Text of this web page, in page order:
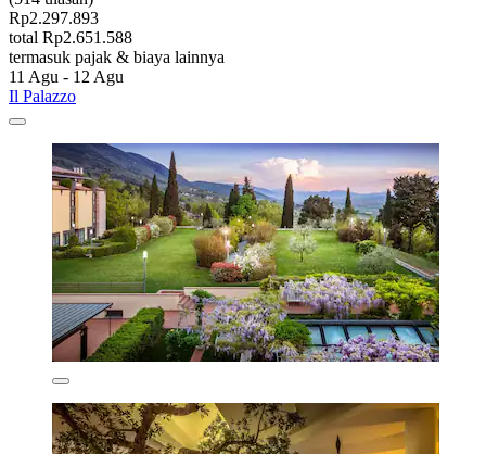
Rp2.297.893
total Rp2.651.588
termasuk pajak & biaya lainnya
11 Agu - 12 Agu
Il Palazzo